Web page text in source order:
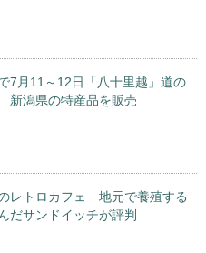
7月11～12日「八十里越」道の
潟県の特産品を販売
レトロカフェ 地元で養殖する
だサンドイッチが評判